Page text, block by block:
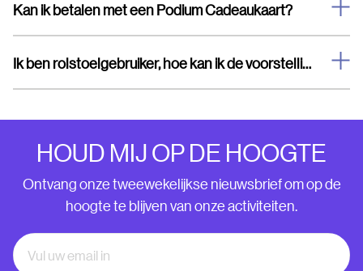
Kan ik betalen met een Podium Cadeaukaart?
Ik ben rolstoelgebruiker, hoe kan ik de voorstelling bezoeken?
HOUD MIJ OP DE HOOGTE
Ontvang onze tweewekelijkse nieuwsbrief om op de
hoogte te blijven van onze activiteiten.